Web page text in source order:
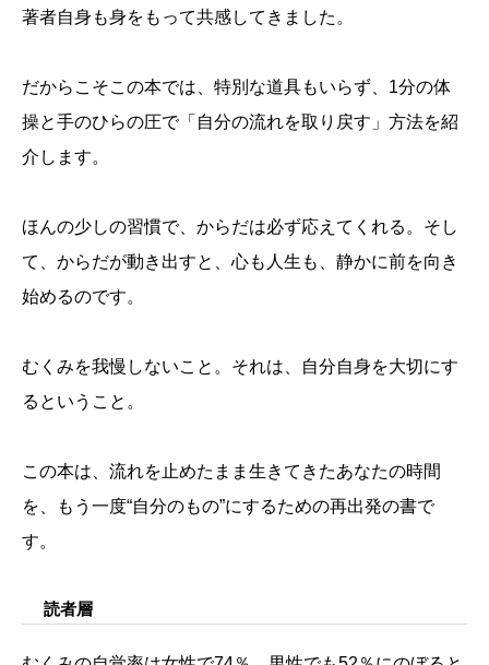
著者自身も身をもって共感してきました。
だからこそこの本では、特別な道具もいらず、1分の体
操と手のひらの圧で「自分の流れを取り戻す」方法を紹
介します。
ほんの少しの習慣で、からだは必ず応えてくれる。そし
て、からだが動き出すと、心も人生も、静かに前を向き
始めるのです。
むくみを我慢しないこと。それは、自分自身を大切にす
るということ。
この本は、流れを止めたまま生きてきたあなたの時間
を、もう一度“自分のもの”にするための再出発の書で
す。
読者層